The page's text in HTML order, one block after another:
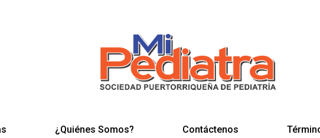
¿Quiénes Somos? Contáctenos